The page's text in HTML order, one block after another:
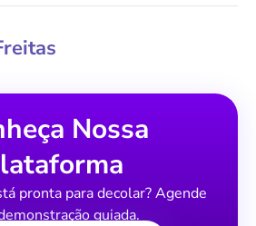
Nossa
pronta para decolar? Agende
guiada.